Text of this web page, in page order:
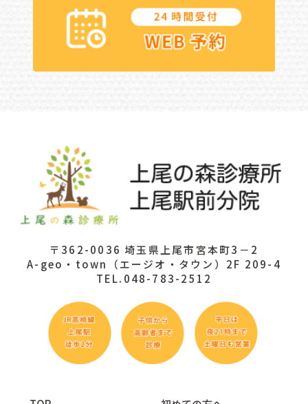
〒362-0036 埼玉県上尾市宮本町3－2
A-geo・town（エージオ・タウン）2F 209-4
TEL.048-783-2512